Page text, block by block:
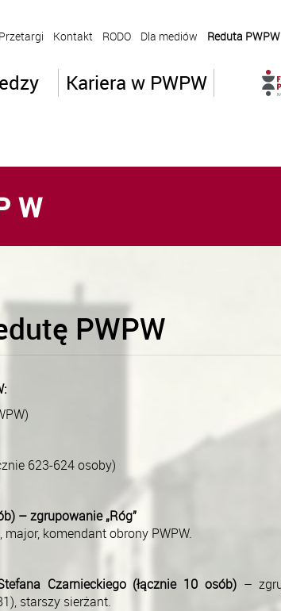
Przetargi Kontakt RODO Dla mediów Reduta PWPW
Kariera w PWPW
PWPW
623-624 osoby)
– zgrupowanie „Róg”
major, komendant obrony PWPW.
Czarnieckiego (łącznie 10 osób)–
starszy sierżant.